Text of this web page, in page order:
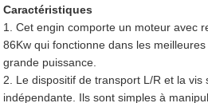
Caractéristiques
1. Cet engin comporte un moteur avec
86Kw qui fonctionne dans les
grande puissance.
2. Le dispositif de transport L/R et la vis
indépendante. Ils sont simples à